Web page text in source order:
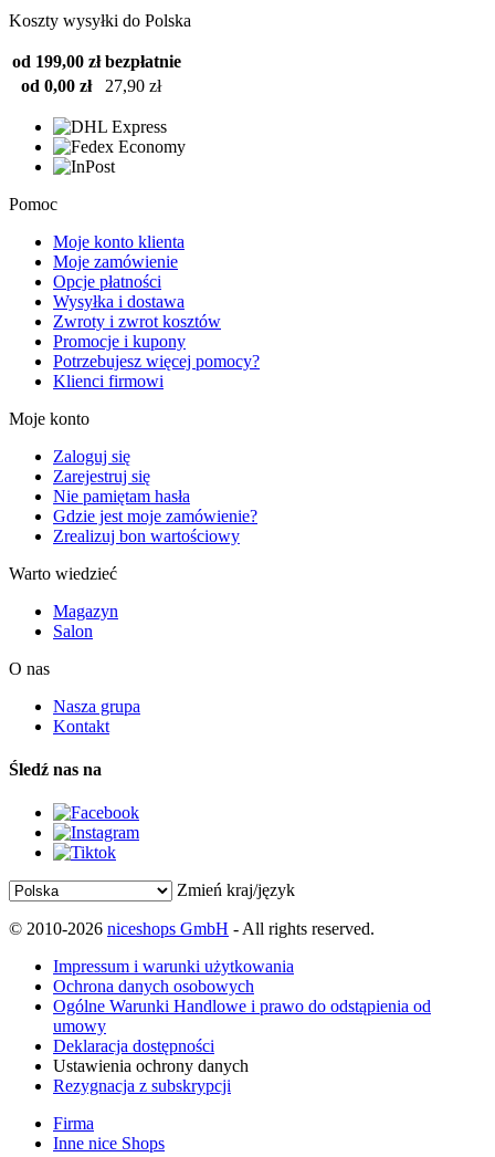
Koszty wysyłki do Polska
od 199,00 zł bezpłatnie
od 0,00 zł
27,90 zł
Pomoc
Moje konto klienta
Moje zamówienie
Opcje płatności
Wysyłka i dostawa
Zwroty i zwrot kosztów
Promocje i kupony
Potrzebujesz więcej pomocy?
Klienci firmowi
Moje konto
Zaloguj się
Zarejestruj się
Nie pamiętam hasła
Gdzie jest moje zamówienie?
Zrealizuj bon wartościowy
Warto wiedzieć
Magazyn
Salon
O nas
Nasza grupa
Kontakt
Śledź nas na
Zmień kraj/język
© 2010-2026 niceshops GmbH - All rights reserved.
Impressum i warunki użytkowania
Ochrona danych osobowych
Ogólne Warunki Handlowe i prawo do odstąpienia od
umowy
Deklaracja dostępności
Ustawienia ochrony danych
Rezygnacja z subskrypcji
Firma
Inne nice Shops